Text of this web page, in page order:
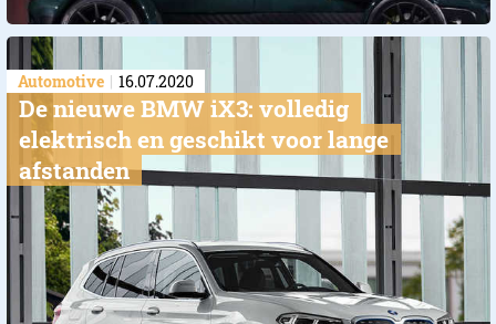
Automotive 16.07.2020
De nieuwe BMW iX3: volledig
elektrisch en geschikt voor lange
afstanden